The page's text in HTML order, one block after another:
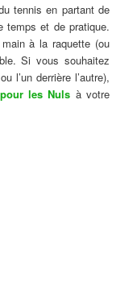
tennis en partant de
temps et de pratique.
à la raquette (ou
Si vous souhaitez
l’un derrière l’autre),
les Nuls à votre